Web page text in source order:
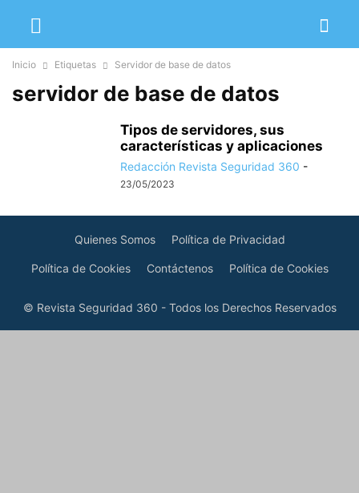
Inicio Etiquetas Servidor de base de datos
servidor de base de datos
Tipos de servidores, sus
características y aplicaciones
Redacción Revista Seguridad 360 -
23/05/2023
Quienes Somos Política de Privacidad
Política de Cookies Contáctenos Política de Cookies
© Revista Seguridad 360 - Todos los Derechos Reservados